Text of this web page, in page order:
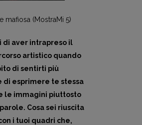
mafiosa (MostraMi 5)
di aver intrapreso il
artistico quando
di sentirti più
di esprimere te stessa
le immagini piuttosto
Cosa sei riuscita
i tuoi quadri che,